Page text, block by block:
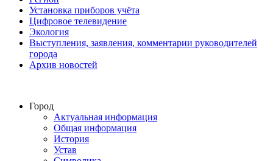
Установка приборов учёта
Цифровое телевидение
Экология
Выступления, заявления, комментарии руководителей
города
Архив новостей
Город
Актуальная информация
Общая информация
История
Устав